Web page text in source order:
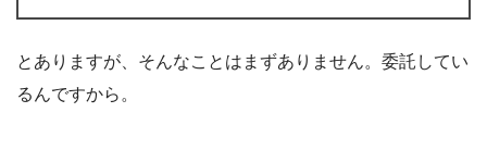
とありますが、そんなことはまずありません。委託してい
るんですから。